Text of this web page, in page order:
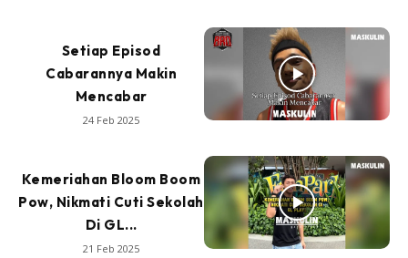
Setiap Episod
Cabarannya Makin
Mencabar
24 Feb 2025
Kemeriahan Bloom Boom
Pow, Nikmati Cuti Sekolah
Di GL...
21 Feb 2025